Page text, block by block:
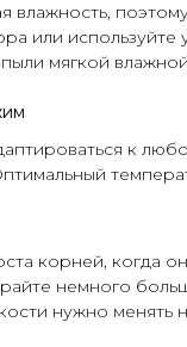
влажность,
или используйте
мягкой
к
корней, когда
немного
нужно менять